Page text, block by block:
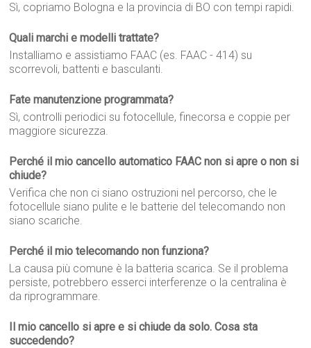
Sì, copriamo Bologna e la provincia di BO con tempi rapidi.
Quali marchi e modelli trattate?
Installiamo e assistiamo FAAC (es. FAAC - 414) su
scorrevoli, battenti e basculanti.
Fate manutenzione programmata?
Sì, controlli periodici su fotocellule, finecorsa e coppie per
maggiore sicurezza.
Perché il mio cancello automatico FAAC non si apre o non si
chiude?
Verifica che non ci siano ostruzioni nel percorso, che le
fotocellule siano pulite e le batterie del telecomando non
siano scariche.
Perché il mio telecomando non funziona?
La causa più comune è la batteria scarica. Se il problema
persiste, potrebbero esserci interferenze o la centralina è
da riprogrammare.
Il mio cancello si apre e si chiude da solo. Cosa sta
succedendo?